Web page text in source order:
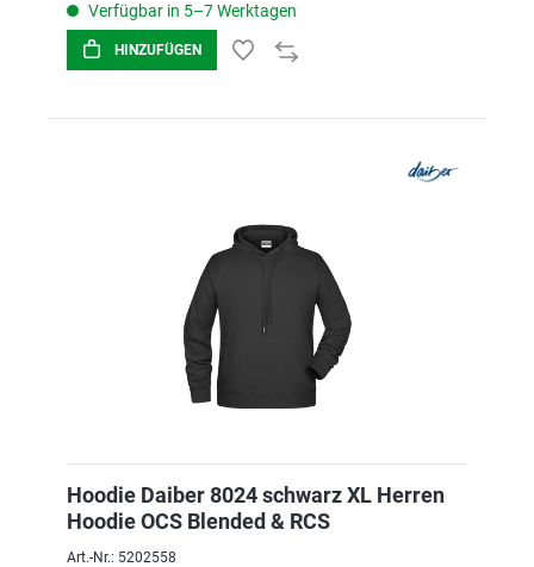
Verfügbar in 5–7 Werktagen
HINZUFÜGEN
Hoodie Daiber 8024 schwarz XL Herren
Hoodie OCS Blended & RCS
Art.-Nr.: 5202558